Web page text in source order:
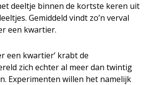
deeltje binnen de kortste keren uit
Gemiddeld vindt zo’n verval
een kwartier.
een kwartier’ krabt de
zich echter al meer dan twintig
Experimenten willen het namelijk